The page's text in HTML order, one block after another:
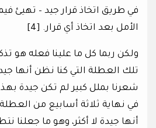
في طريق اتخاذ قرار جيد – تهيئ
الأمل بعد اتخاذ أي قرار. [4]
ولكن ربما كل ما علينا فعله هو تذكر
تلك العطلة التي كنا نظن أنها
شعرنا بملل كبير لم تكن جيدة
في نهاية ثلاثة أسابيع من
أنها جيدة لا أكثر، وهو ما جعلنا